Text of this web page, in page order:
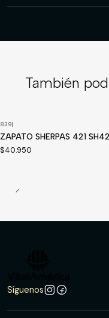
También
839|
ZAPATO SHERPAS 421
$40.950
Síguenos